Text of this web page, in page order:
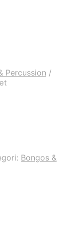
Percussion /
Bongos &